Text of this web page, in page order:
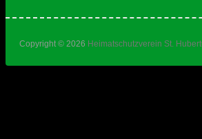
Copyright © 2026 Heimatschutzverein St.